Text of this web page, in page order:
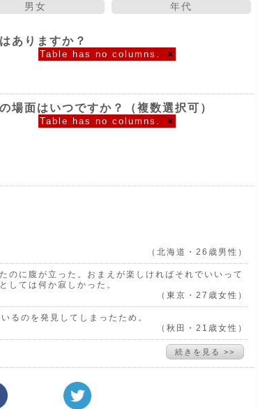
男女 年代
ありますか？
Table has no columns. ×
場面はいつですか？（複数選択可）
Table has no columns. ×
（北海道・26歳男性）
のに腹が立った。おまえが楽しければそれでいいって
しては何か寂しかった。
（東京・27歳女性）
るのを発見してしまったため。
（秋田・21歳女性）
続きを見る >>